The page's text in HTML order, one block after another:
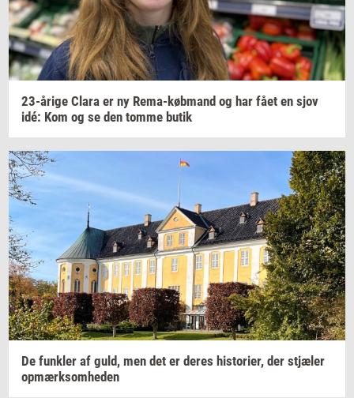
23-​årige Clara er ny Rema-​købmand og har fået en sjov
idé: Kom og se den tomme butik
De funk­ler af guld, men det er deres hi­sto­ri­er, der stjæ­ler
op­mærk­som­he­den